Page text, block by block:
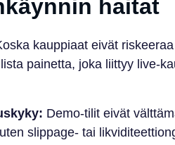
haitat
kauppiaat eivät
painetta, joka liittyy live-
Demo-tilit eivät
slippage- tai